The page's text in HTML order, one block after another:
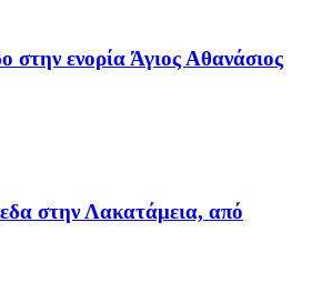
στην ενορία Άγιος Αθανάσιος
στην Λακατάμεια, από